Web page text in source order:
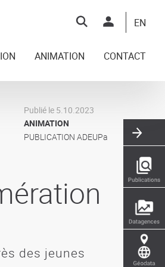
Top
EN
ANIMATION CONTACT
Publié le 5.10.2023
ANIMATION
PUBLICATION ADEUPa
des jeunes